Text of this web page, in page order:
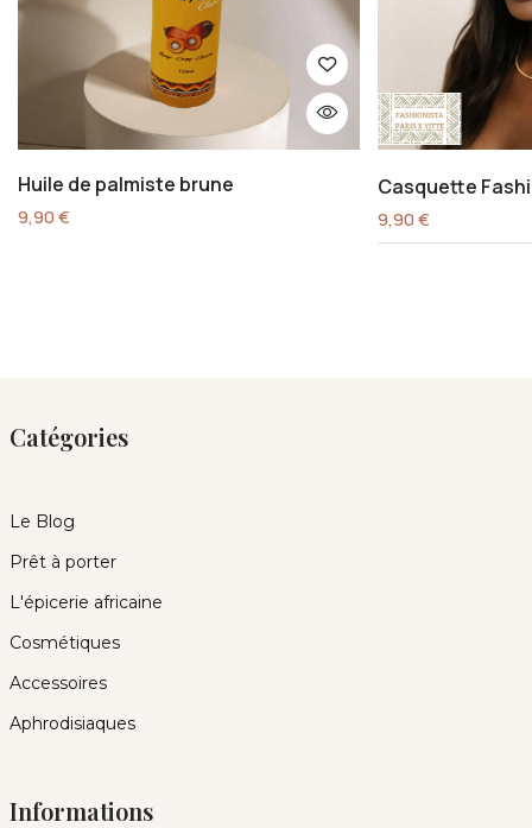
Huile de palmiste brune
9,90€
Casquette
9,90€
Catégories
Le Blog
Prêt à porter
L'épicerie africaine
Cosmétiques
Accessoires
Aphrodisiaques
Informations